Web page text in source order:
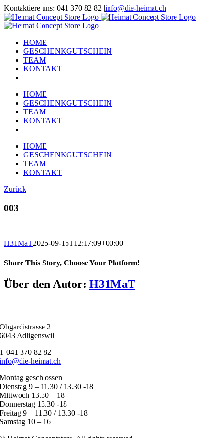
Zum
Inhalt
springen
Kontaktiere uns: 041 370 82 82 |info@die-heimat.ch
Facebook
Instagram
HOME
GESCHENKGUTSCHEIN
TEAM
KONTAKT
HOME
GESCHENKGUTSCHEIN
TEAM
KONTAKT
HOME
GESCHENKGUTSCHEIN
TEAM
KONTAKT
Zurück
003
H31MaT2025-09-15T12:17:09+00:00
Share This Story, Choose Your Platform!
Facebook
X
Reddit
LinkedIn
Tumblr
Pinterest
Vk
E-
Mail
Über den Autor: H31MaT
Obgardistrasse 2
6043 Adligenswil
T 041 370 82 82
info@die-heimat.ch
Montag geschlossen
Dienstag 9 – 11.30 / 13.30 -18
Mittwoch 13.30 – 18
Donnerstag 13.30 -18
Freitag 9 – 11.30 / 13.30 -18
Samstag 10 – 16